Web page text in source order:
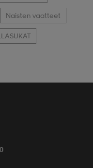
Naisten vaatteet